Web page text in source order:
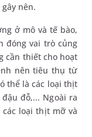
nên.
ở mô và tế bào,
đóng vai trò củng
cần thiết cho hoạt
nên tiêu thụ từ
thể là các loại thịt
đỗ,... Ngoài ra
loại thịt mỡ và